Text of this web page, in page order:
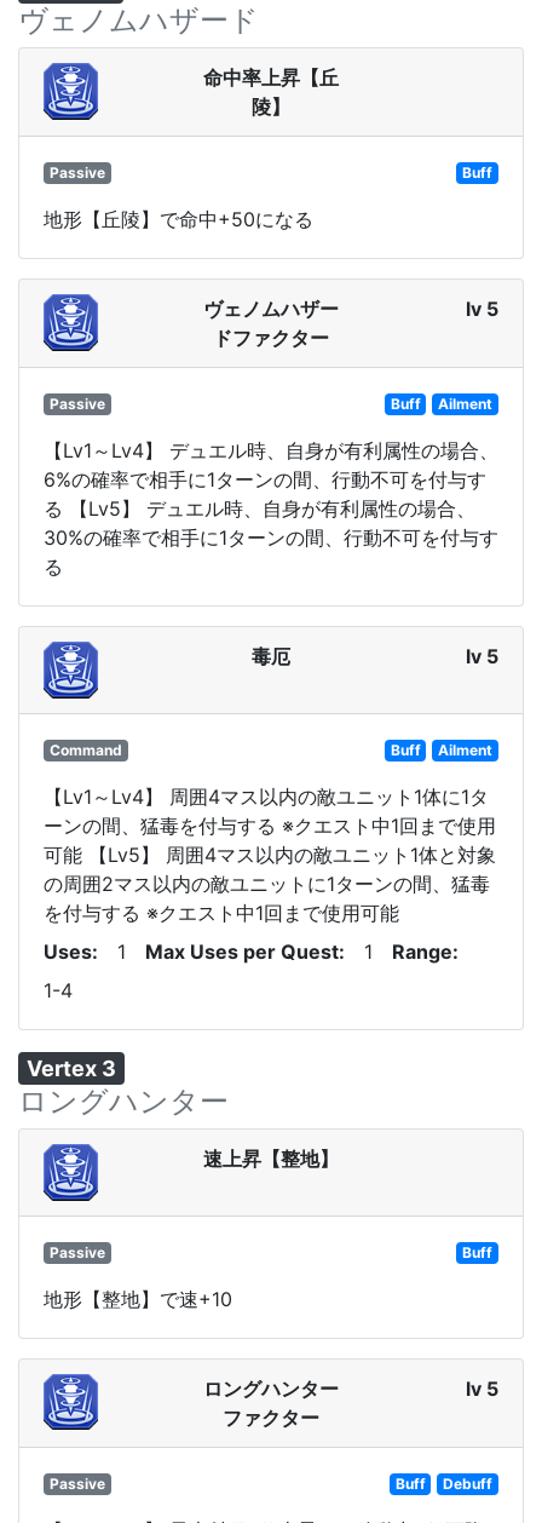
ヴェノムハザード
命中率上昇【丘
陵】
Passive Buff
地形【丘陵】で命中+50になる
ヴェノムハザー
ドファクター
lv 5
Passive Buff Ailment
【Lv1～Lv4】 デュエル時、自身が有利属性の場合、
6%の確率で相手に1ターンの間、行動不可を付与す
る 【Lv5】 デュエル時、自身が有利属性の場合、
30%の確率で相手に1ターンの間、行動不可を付与す
る
毒厄 lv 5
Command Buff Ailment
【Lv1～Lv4】 周囲4マス以内の敵ユニット1体に1タ
ーンの間、猛毒を付与する ※クエスト中1回まで使用
可能 【Lv5】 周囲4マス以内の敵ユニット1体と対象
の周囲2マス以内の敵ユニットに1ターンの間、猛毒
を付与する ※クエスト中1回まで使用可能
Uses
1 Max Uses per Quest 1
Range
1-4
Vertex 3
ロングハンター
速上昇【整地】
Passive Buff
地形【整地】で速+10
ロングハンター
ファクター
lv 5
Passive Buff Debuff